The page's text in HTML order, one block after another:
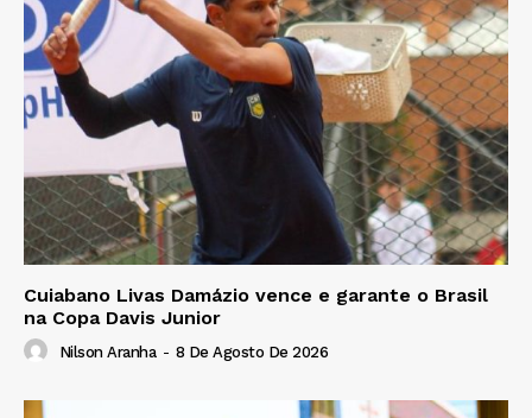
Cuiabano Livas Damázio vence e garante o Brasil
na Copa Davis Junior
Nilson Aranha - 8 De Agosto De 2026